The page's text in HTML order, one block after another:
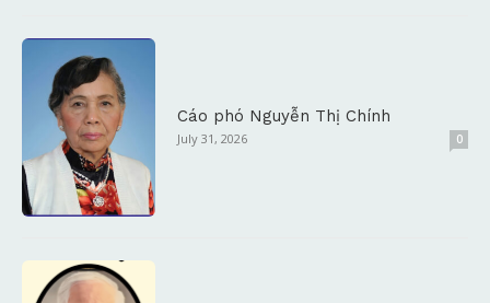
Cáo phó Nguyễn Thị Chính
July 31, 2026 0